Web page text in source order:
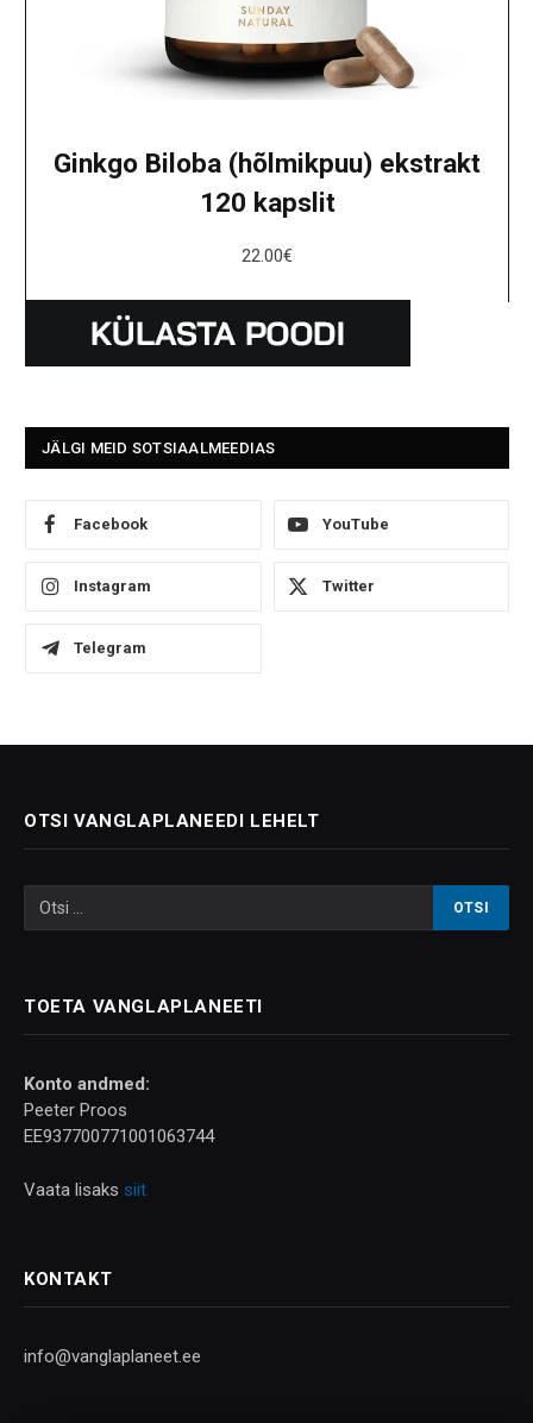
Ginkgo Biloba (hõlmikpuu) ekstrakt
120 kapslit
22.00€
JÄLGI MEID SOTSIAALMEEDIAS
Facebook YouTube
Instagram Twitter
Telegram
OTSI VANGLAPLANEEDI LEHELT
TOETA VANGLAPLANEETI
Konto andmed:
Peeter Proos
EE937700771001063744
Vaata lisaks siit
KONTAKT
info@vanglaplaneet.ee